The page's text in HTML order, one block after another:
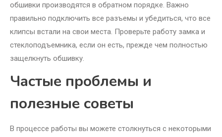
обшивки производятся в обратном порядке. Важно
правильно подключить все разъемы и убедиться, что все
клипсы встали на свои места. Проверьте работу замка и
стеклоподъемника, если он есть, прежде чем полностью
защелкнуть обшивку.
Частые проблемы и
полезные советы
В процессе работы вы можете столкнуться с некоторыми